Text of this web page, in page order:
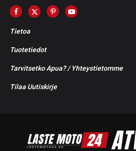
Tietoa
Tuotetiedot
Tarvitsetko Apua? / Yhteystietomme
Tilaa Uutiskirje